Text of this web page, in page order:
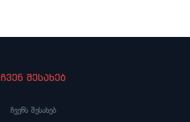
ჩვენ შესახებ
ჩვენს შესახებ